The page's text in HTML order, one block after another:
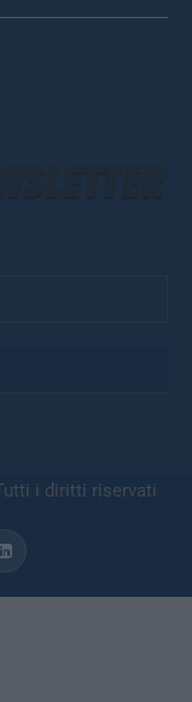
i diritti riservati